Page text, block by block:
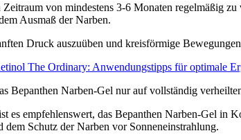
von mindestens 3-6 Monaten regelmäßig
Ausmaß der Narben.
Druck auszuüben und kreisförmige
The Ordinary: Anwendungstipps für optimale
Bepanthen Narben-Gel nur auf vollständig
es empfehlenswert, das Bepanthen Narben-Gel
Schutz der Narben vor Sonneneinstrahlung.